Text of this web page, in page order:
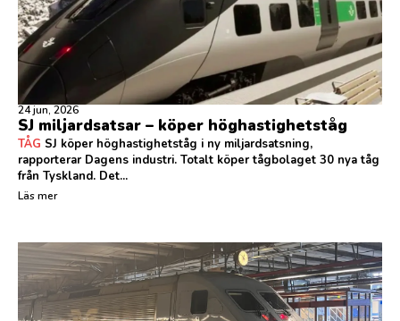
24 jun, 2026
SJ miljardsatsar – köper höghastighetståg
TÅG SJ köper höghastighetståg i ny miljardsatsning,
rapporterar Dagens industri. Totalt köper tågbolaget 30 nya tåg
från Tyskland. Det...
Läs mer